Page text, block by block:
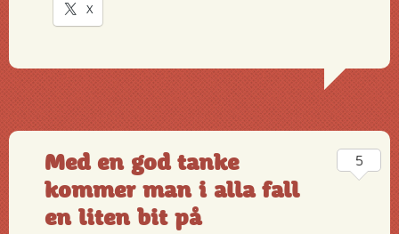
X
Med en god tanke
kommer man i alla fall
en liten bit på
5